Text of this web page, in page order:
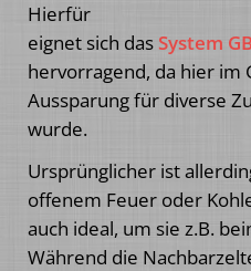
Hierfür
eignet sich das System
hervorragend, da hier im
Aussparung für diverse
wurde.
Ursprünglicher ist
offenem Feuer oder
auch ideal, um sie z.B.
Während die